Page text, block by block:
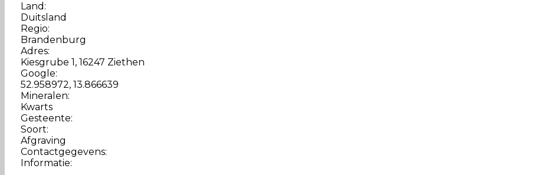
Land:
Duitsland
Regio:
Brandenburg
Adres:
Kiesgrube 1, 16247 Ziethen
Google:
52.958972, 13.866639
Mineralen:
Kwarts
Gesteente:
Soort:
Afgraving
Contactgegevens:
Informatie: